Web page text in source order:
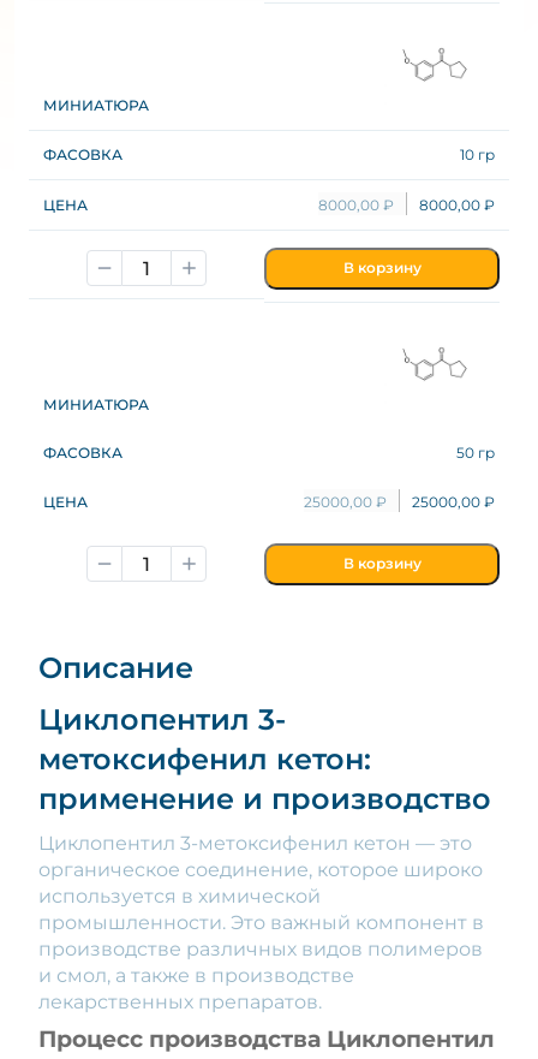
10 гр
8000,00 ₽ 8000,00 ₽
В корзину
50 гр
25000,00 ₽ 25000,00 ₽
В корзину
Описание
Циклопентил 3-
метоксифенил кетон:
применение и производство
Циклопентил 3-метоксифенил кетон — это
органическое соединение, которое широко
используется в химической
промышленности. Это важный компонент в
производстве различных видов полимеров
и смол, а также в производстве
лекарственных препаратов.
Процесс производства Циклопентил